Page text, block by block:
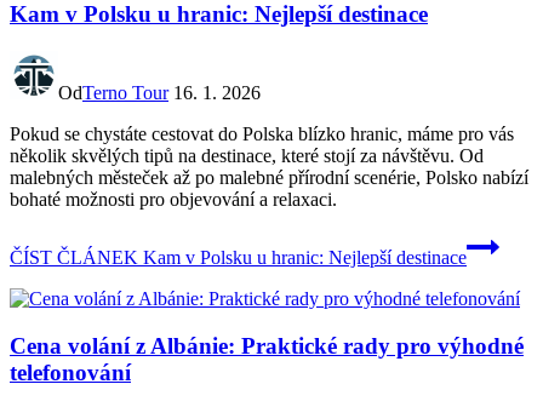
Kam v Polsku u hranic: Nejlepší destinace
OdTerno Tour 16. 1. 2026
Pokud se chystáte cestovat do Polska blízko hranic, máme pro vás
několik skvělých tipů na destinace, které stojí za návštěvu. Od
malebných městeček až po malebné přírodní scenérie, Polsko nabízí
bohaté možnosti pro objevování a relaxaci.
ČÍST ČLÁNEK Kam v Polsku u hranic: Nejlepší destinace
Cena volání z Albánie: Praktické rady pro výhodné
telefonování